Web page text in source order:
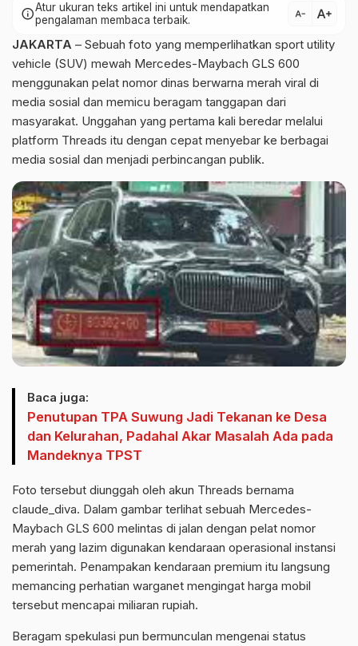
infoAtur ukuran teks artikel ini untuk mendapatkan
pengalaman membaca terbaik.
text_decrease text_increase
JAKARTA – Sebuah foto yang memperlihatkan sport utility
vehicle (SUV) mewah Mercedes-Maybach GLS 600
menggunakan pelat nomor dinas berwarna merah viral di
media sosial dan memicu beragam tanggapan dari
masyarakat. Unggahan yang pertama kali beredar melalui
platform Threads itu dengan cepat menyebar ke berbagai
media sosial dan menjadi perbincangan publik.
Baca juga:
Penutupan TPA Suwung Jadi Tekanan ke Desa
dan Kelurahan, Padahal Akar Masalah Ada pada
Mandeknya TPST
Foto tersebut diunggah oleh akun Threads bernama
claude_diva. Dalam gambar terlihat sebuah Mercedes-
Maybach GLS 600 melintas di jalan dengan pelat nomor
merah yang lazim digunakan kendaraan operasional instansi
pemerintah. Penampakan kendaraan premium itu langsung
memancing perhatian warganet mengingat harga mobil
tersebut mencapai miliaran rupiah.
Beragam spekulasi pun bermunculan mengenai status